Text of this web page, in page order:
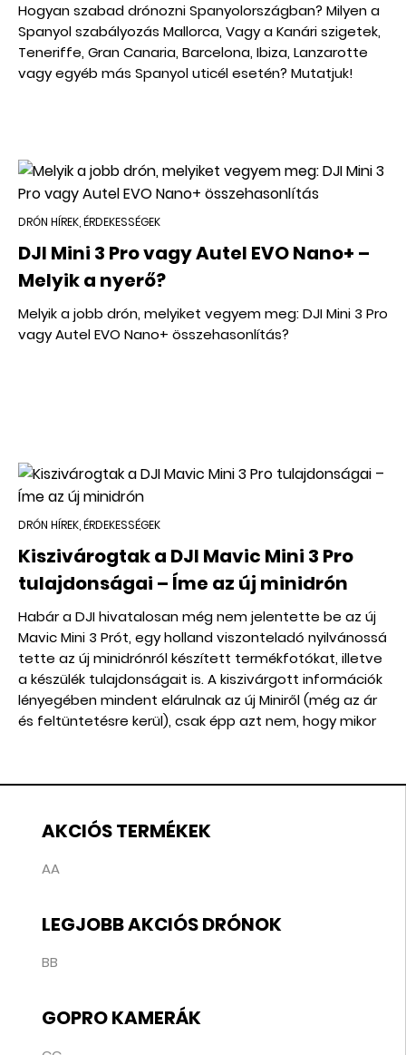
Hogyan szabad drónozni Spanyolországban? Milyen a
Spanyol szabályozás Mallorca, Vagy a Kanári szigetek,
Teneriffe, Gran Canaria, Barcelona, Ibiza, Lanzarotte
vagy egyéb más Spanyol uticél esetén? Mutatjuk!
DRÓN HÍREK, ÉRDEKESSÉGEK
DJI Mini 3 Pro vagy Autel EVO Nano+ –
Melyik a nyerő?
Melyik a jobb drón, melyiket vegyem meg: DJI Mini 3 Pro
vagy Autel EVO Nano+ összehasonlítás?
DRÓN HÍREK, ÉRDEKESSÉGEK
Kiszivárogtak a DJI Mavic Mini 3 Pro
tulajdonságai – Íme az új minidrón
Habár a DJI hivatalosan még nem jelentette be az új
Mavic Mini 3 Prót, egy holland viszonteladó nyilvánossá
tette az új minidrónról készített termékfotókat, illetve
a készülék tulajdonságait is. A kiszivárgott információk
lényegében mindent elárulnak az új Miniről (még az ár
és feltüntetésre kerül), csak épp azt nem, hogy mikor
AKCIÓS TERMÉKEK
AA
LEGJOBB AKCIÓS DRÓNOK
BB
GOPRO KAMERÁK